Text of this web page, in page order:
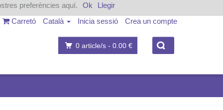
preferències aquí. Ok Llegir
Carretó Català Inicia sessió Crea un compte
0 article/s - 0.00 €